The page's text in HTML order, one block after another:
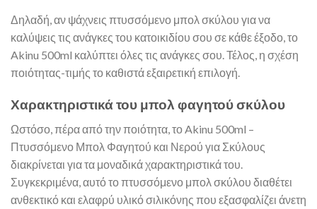
Δηλαδή, αν ψάχνεις πτυσσόμενο μπολ σκύλου για να
καλύψεις τις ανάγκες του κατοικιδίου σου σε κάθε έξοδο, το
Akinu 500ml καλύπτει όλες τις ανάγκες σου. Τέλος, η σχέση
ποιότητας-τιμής το καθιστά εξαιρετική επιλογή.
Χαρακτηριστικά του μπολ φαγητού σκύλου
Ωστόσο, πέρα από την ποιότητα, το Akinu 500ml –
Πτυσσόμενο Μπολ Φαγητού και Νερού για Σκύλους
διακρίνεται για τα μοναδικά χαρακτηριστικά του.
Συγκεκριμένα, αυτό το πτυσσόμενο μπολ σκύλου διαθέτει
ανθεκτικό και ελαφρύ υλικό σιλικόνης που εξασφαλίζει άνετη